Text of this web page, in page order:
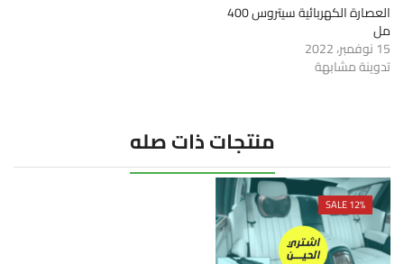
العصارة الكهربائية سيتروس 400
مل
15 نوفمبر، 2022
تدوينة مشابهة
منتجات ذات صله
SALE 12%